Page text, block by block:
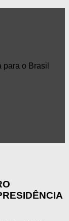
o Brasil